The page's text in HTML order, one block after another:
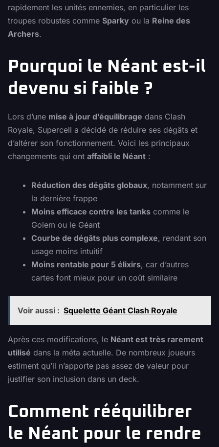
rapidement les unités ennemies, en particulier les
troupes robustes comme Sparky ou la Reine des
Archers.
Pourquoi le Néant est-il
devenu si faible ?
Lors d’une mise à jour d’équilibrage dans Clash
Royale, Supercell a décidé de réduire ses dégâts et
d’altérer son fonctionnement. Voici les principaux
changements qui ont affaibli le Néant :
Réduction des dégâts globaux, notamment sur
la dernière frappe
Moins efficace contre les tanks comme le
Golem ou le Géant
Courbe de dégâts plus complexe, rendant son
usage moins intuitif
Moins rentable pour 5 élixirs, car d’autres
cartes font mieux pour un coût similaire
Voir aussi : Squelette Géant Clash Royale
Après ces modifications, le Néant est très rarement
utilisé dans la méta actuelle. De nombreux joueurs
estiment qu’il n’apporte pas assez de valeur pour
justifier son inclusion dans un deck.
Comment rééquilibrer
le Néant pour le rendre